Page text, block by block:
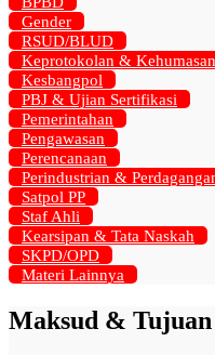
Gender
RSUD/BLUD
Keprotokolan & Kehumasan
Kesbangpol
PBJ & Ujian Sertifikasi
Pemerintahan
Pengawasan
Perencanaan
Perindustrian &
Satpol PP
Staf Ahli
Kearsipan & Tata Naskah
SKPD/OPD
Materi Lainnya
Maksud &